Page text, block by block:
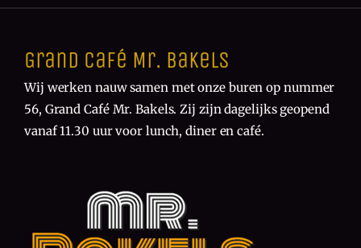
Grand Café Mr. Bakels
Wij werken nauw samen met onze buren op nummer
56, Grand Café Mr. Bakels. Zij zijn dagelijks geopend
vanaf 11.30 uur voor lunch, diner en café.